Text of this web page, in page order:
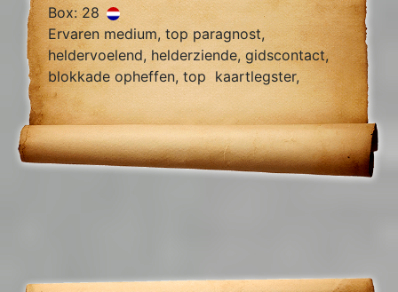
Box: 28
Ervaren medium, top paragnost,
heldervoelend, helderziende, gidscontact,
blokkade opheffen, top kaartlegster,
vragen over relatie problemen zielsrelaties,
en toekomst voorspelling 2024